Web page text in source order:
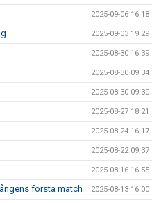
2025-09-06 16:18
2025-09-03 19:29
2025-08-30 16:39
2025-08-30 09:34
2025-08-30 09:30
2025-08-27 18:21
2025-08-24 16:17
2025-08-22 09:37
2025-08-16 16:55
första match 2025-08-13 16:00